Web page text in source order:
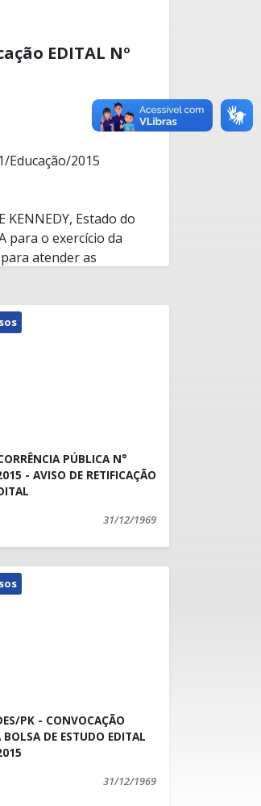
EDITAL Nº
Educação/2015
KENNEDY, Estado do
para o exercício da
atender as
de dezembro de 2014,
PÚBLICA N°
- AVISO DE RETIFICAÇÃO
31/12/1969
DE ESTUDO EDITAL
31/12/1969